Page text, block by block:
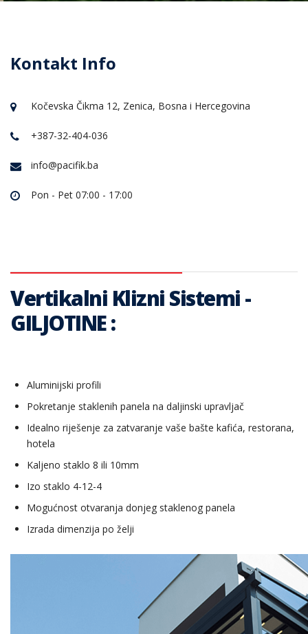
Kontakt Info
Kočevska Čikma 12, Zenica, Bosna i Hercegovina
+387-32-404-036
info@pacifik.ba
Pon - Pet 07:00 - 17:00
Vertikalni Klizni Sistemi -
GILJOTINE :
Aluminijski profili
Pokretanje staklenih panela na daljinski upravljač
Idealno riješenje za zatvaranje vaše bašte kafića, restorana,
hotela
Kaljeno staklo 8 ili 10mm
Izo staklo 4-12-4
Mogućnost otvaranja donjeg staklenog panela
Izrada dimenzija po želji